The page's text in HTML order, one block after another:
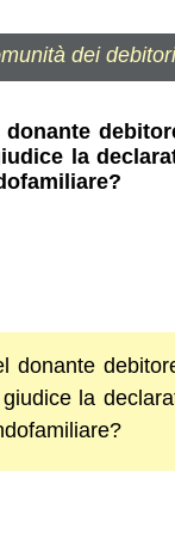
dei
la
donante
la